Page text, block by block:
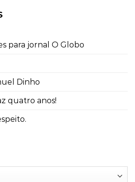
para jornal O Globo
Dinho
quatro anos!